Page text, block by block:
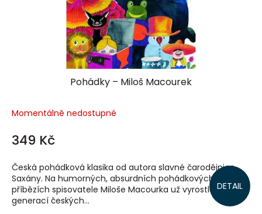
Pohádky – Miloš Macourek
Momentálně nedostupné
349 Kč
DETAIL
Česká pohádková klasika od autora slavné čarodějnice
Saxány. Na humorných, absurdních pohádkových
příbězích spisovatele Miloše Macourka už vyrostlo několik
generací českých...